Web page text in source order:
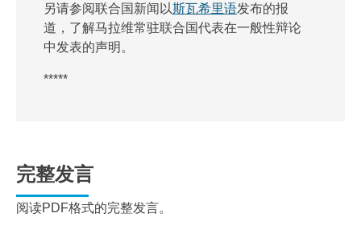
另请参阅联合国新闻以斯瓦希里语发布的报
道，了解马拉维常驻联合国代表在一般性辩论
中发表的声明。
*****
完整发言
阅读PDF格式的完整发言。